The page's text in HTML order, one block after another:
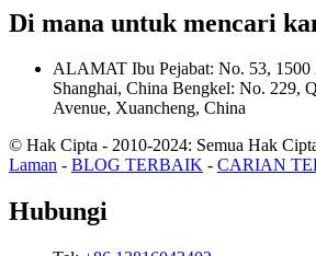
Di mana untuk mencari
ALAMAT Ibu Pejabat: No. 53,
Shanghai, China Bengkel: No. 229,
Avenue, Xuancheng, China
© Hak Cipta - 2010-2024: Semua Hak
Laman - BLOG TERBAIK - CARIAN
Hubungi